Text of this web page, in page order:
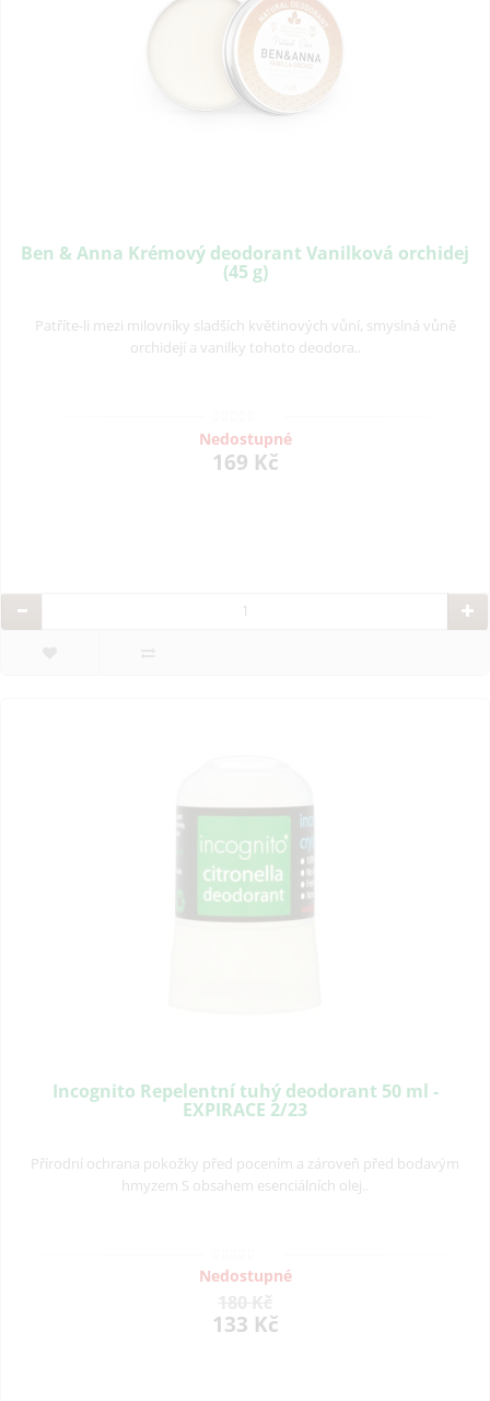
Ben & Anna Krémový deodorant Vanilková orchidej
(45 g)
Patříte-li mezi milovníky sladších květinových vůní, smyslná vůně
orchidejí a vanilky tohoto deodora..
Nedostupné
169 Kč
Incognito Repelentní tuhý deodorant 50 ml -
EXPIRACE 2/23
Přírodní ochrana pokožky před pocením a zároveň před bodavým
hmyzem S obsahem esenciálních olej..
Nedostupné
133 Kč